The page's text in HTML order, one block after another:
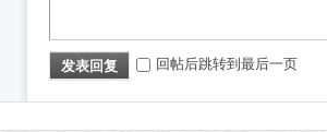
发表回复 回帖后跳转到最后一页